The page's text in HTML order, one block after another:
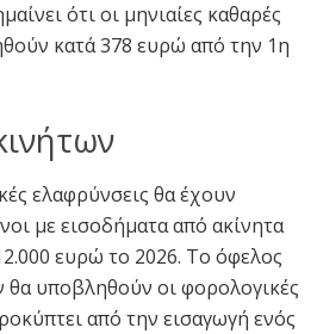
ότι οι μηνιαίες καθαρές
κατά 378 ευρώ από την 1η
ελαφρύνσεις θα έχουν
με εισοδήματα από ακίνητα
ευρώ το 2026. Το όφελος
θα υποβληθούν οι φορολογικές
από την εισαγωγή ενός